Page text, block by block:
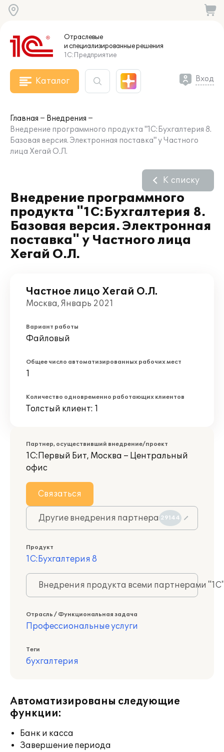
Отраслевые
и специализированныерешения
1С:Предприятие
Каталог Вход
Главная
Внедрения
Внедрение программного продукта "1С:Бухгалтерия 8.
Базовая версия. Электронная поставка" у Частного
лица Хегай О.Л.
Внедрение программного
продукта "1С:Бухгалтерия 8.
Базовая версия. Электронная
поставка" у Частного лица
Хегай О.Л.
К списку
Частное лицо Хегай О.Л.
Москва, Январь 2021
Вариант работы
Файловый
Общее число автоматизированных рабочих мест
1
Количество одновременно работающих клиентов
Толстый клиент: 1
Партнер, осуществивший внедрение/проект
1С:Первый Бит, Москва – Центральный
офис
Связаться
Другие внедрения партнера 29144
Продукт
1С:Бухгалтерия 8
Внедрения продукта всеми партнерами
Отрасль / Функциональная задача
Профессиональные услуги
Теги
бухгалтерия
Автоматизированы следующие
функции:
Банк и касса
Завершение периода